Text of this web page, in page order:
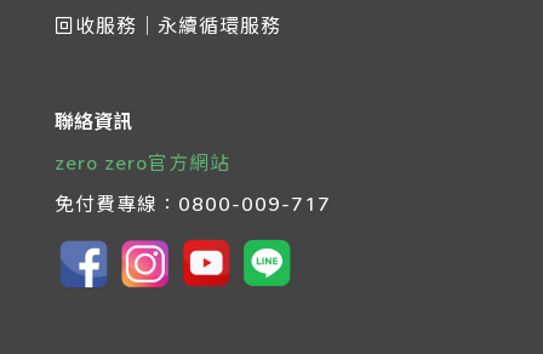
回收服務｜永續循環服務
聯絡資訊
zero zero官方網站
免付費專線： 0800-009-717